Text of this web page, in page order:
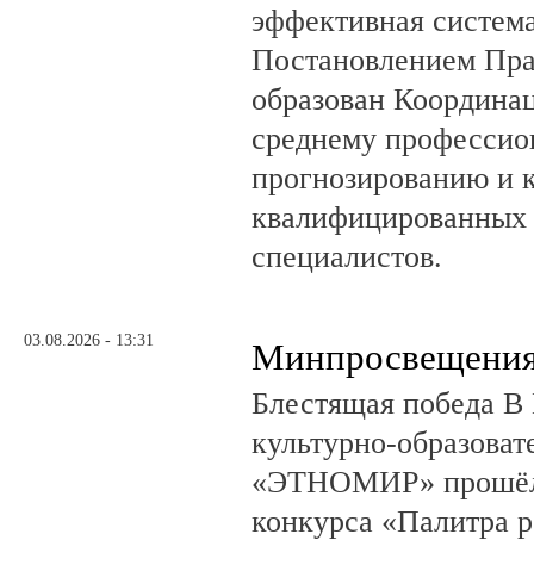
эффективная
Постановлением
образован
среднему
прогнозированию и
квалифицированных
специалистов.
03.08.2026 - 13:31
Блестящая победа В
культурно-
«ЭТНОМИР» прошёл
конкурса «Палитра